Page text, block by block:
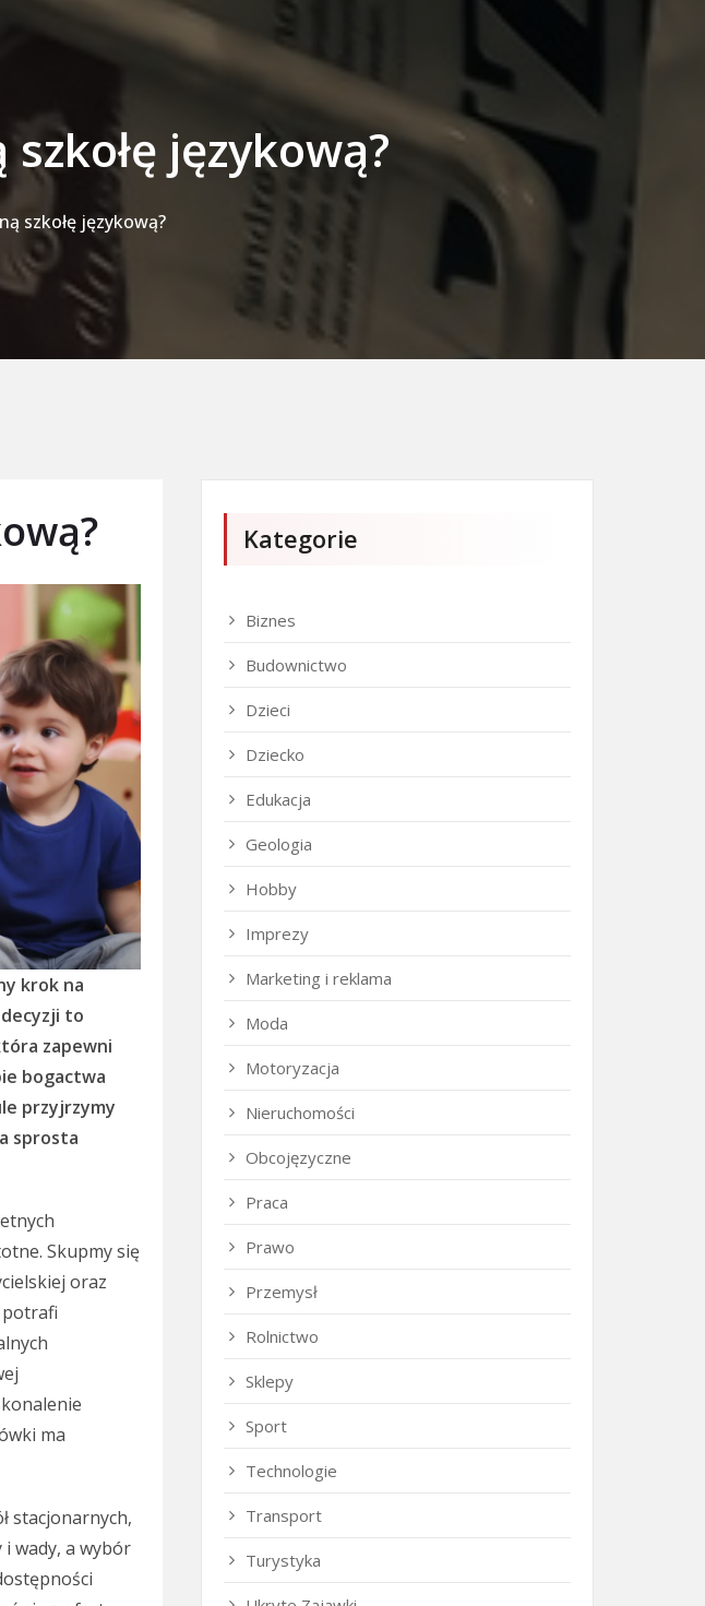
językową?
szkołę językową?
krok na
to
zapewni
bogactwa
przyjrzymy
sprosta
Skupmy się
oraz
potrafi
ma
stacjonarnych,
wady, a wybór
Kategorie
Biznes
Budownictwo
Dzieci
Dziecko
Edukacja
Geologia
Hobby
Imprezy
Marketing i reklama
Moda
Motoryzacja
Nieruchomości
Obcojęzyczne
Praca
Prawo
Przemysł
Rolnictwo
Sklepy
Sport
Technologie
Transport
Turystyka